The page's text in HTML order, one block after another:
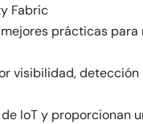
Fabric
prácticas
visibilidad,
IoT y